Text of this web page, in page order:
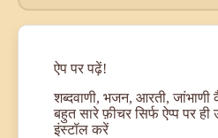
ऐप पर पढ़ें!
शब्दवाणी, भजन, आरती,
बहुत सारे फ़ीचर सिर्फ ऐप्प पर
इंस्टॉल करें